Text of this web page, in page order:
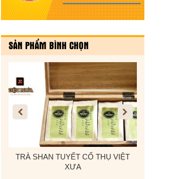
SẢN PHẨM BÌNH CHỌN
TRÀ SHAN TUYẾT CỔ THỤ VIỆT
XƯA